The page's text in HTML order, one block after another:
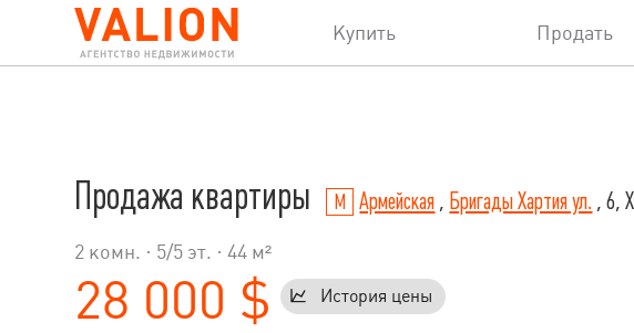
Купить Продать
Продажа квартиры Армейская , Бригады Хартия ул. , 6,
2 комн. · 5/5 эт. · 44 м²
28 000 $ История цены